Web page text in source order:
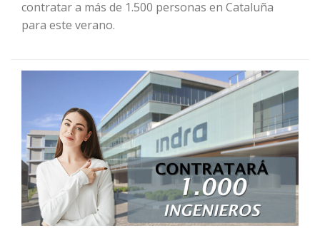
contratar a más de 1.500 personas en Cataluña
para este verano.